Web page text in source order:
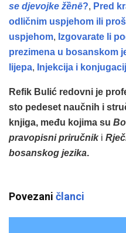
se djevojke žȅnē?, Pred
odličnim uspjehom ili
uspjehom, Izgovarate li
prezimena u bosanskom
lijepa, Injekcija i
Refik Bulić redovni je
sto pedeset naučnih i
knjiga, među kojima su
pravopisni priručnik i
bosanskog jezika.
Povezani članci